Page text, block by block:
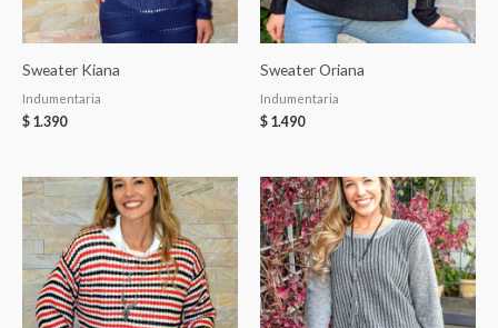
Sweater Kiana
Indumentaria
$ 1.390
Sweater Oriana
Indumentaria
$ 1.490